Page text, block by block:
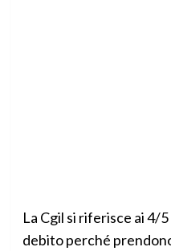
La Cgil si riferisce ai 4/
debito perché